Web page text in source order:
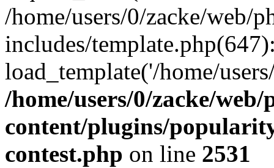
/home/users/0/zacke/web/
includes/
load_template('/home/
/home/users/0/zacke/
content/plugins/
contest.php on line 2531